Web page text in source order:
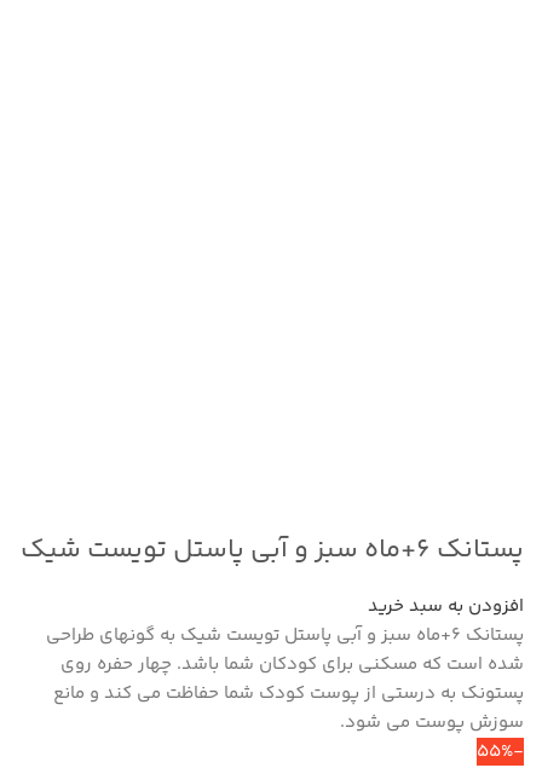
پستانک ۶+ماه سبز و آبی پاستل تویست شیک
افزودن به سبد خرید
پستانک ۶+ماه سبز و آبی پاستل تویست شیک به گونه‎ای طراحی
شده است که مسکنی برای کودکان شما باشد. چهار حفره روی
پستونک به درستی از پوست کودک شما حفاظت می کند و مانع
سوزش پوست می شود.
-55%